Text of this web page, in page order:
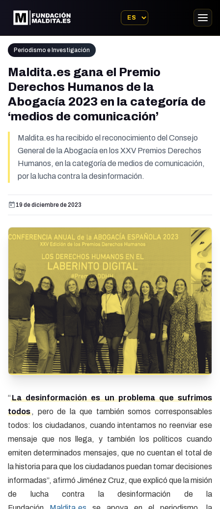
Periodismo e Investigación
Maldita.es gana el Premio
Derechos Humanos de la
Abogacía 2023 en la categoría de
‘medios de comunicación’
Maldita.es ha recibido el reconocimiento del Consejo
General de la Abogacía en los XXV Premios Derechos
Humanos, en la categoría de medios de comunicación,
por la lucha contra la desinformación.
19 de diciembre de 2023
“La desinformación es un problema que sufrimos
todos , pero de la que también somos corresponsables
todos: los ciudadanos, cuando intentamos no reenviar ese
mensaje que nos llega, y también los políticos cuando
emiten determinados mensajes, que no cuentan el total de
la historia para que los ciudadanos puedan tomar decisiones
informadas”, afirmó Jiménez Cruz, que explicó que la misión
de lucha contra la desinformación de la